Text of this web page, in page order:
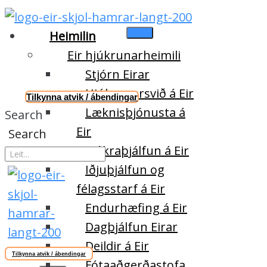
Heimilin
Eir hjúkrunarheimili
Stjórn Eirar
Hjúkrunarsvið á Eir
Læknisþjónusta á
Eir
Sjúkraþjálfun á Eir
Iðjuþjálfun og
félagsstarf á Eir
Endurhæfing á Eir
Dagþjálfun Eirar
Deildir á Eir
Tilkynna atvik / ábendingar
Search
Search
Tilkynna atvik / ábendingar